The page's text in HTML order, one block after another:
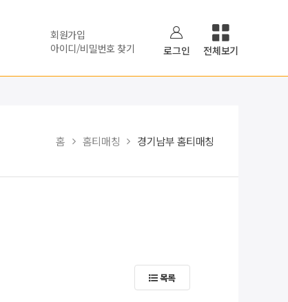
회원가입
아이디/비밀번호 찾기
로그인 전체보기
홈 홈티매칭 경기남부 홈티매칭
목록